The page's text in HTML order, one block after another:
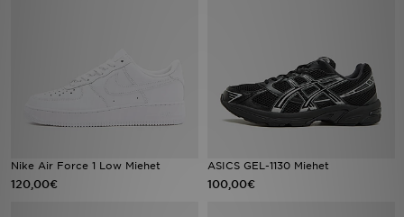
Nike Air Force 1 Low Miehet
120,00€
ASICS GEL-1130 Miehet
100,00€
Lataa JD-sovellus
Minun JD
Minun viestini